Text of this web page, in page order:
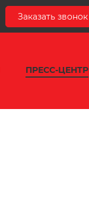
Заказать звонок
ПРЕСС-ЦЕНТР